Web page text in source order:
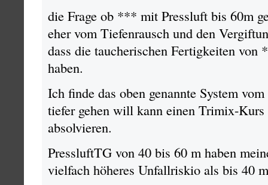
die Frage ob *** mit Pressluft bis 60m
eher vom Tiefenrausch und den
dass die taucherischen Fertigkeiten
haben.
Ich finde das oben genannte System
tiefer gehen will kann einen Trimix-
absolvieren.
PressluftTG von 40 bis 60 m haben
vielfach höheres Unfallriskio als bis 40